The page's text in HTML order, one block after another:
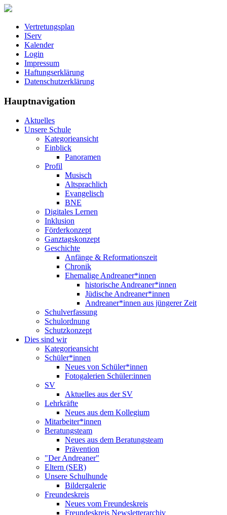
Vertretungsplan
IServ
Kalender
Login
Impressum
Haftungserklärung
Datenschutzerklärung
Hauptnavigation
Aktuelles
Unsere Schule
Kategorieansicht
Einblick
Panoramen
Profil
Musisch
Altsprachlich
Evangelisch
BNE
Digitales Lernen
Inklusion
Förderkonzept
Ganztagskonzept
Geschichte
Anfänge & Reformationszeit
Chronik
Ehemalige Andreaner*innen
historische Andreaner*innen
Jüdische Andreaner*innen
Andreaner*innen aus jüngerer Zeit
Schulverfassung
Schulordnung
Schutzkonzept
Dies sind wir
Kategorieansicht
Schüler*innen
Neues von Schüler*innen
Fotogalerien Schüler:innen
SV
Aktuelles aus der SV
Lehrkräfte
Neues aus dem Kollegium
Mitarbeiter*innen
Beratungsteam
Neues aus dem Beratungsteam
Prävention
"Der Andreaner"
Eltern (SER)
Unsere Schulhunde
Bildergalerie
Freundeskreis
Neues vom Freundeskreis
Freundeskreis Newsletterarchiv